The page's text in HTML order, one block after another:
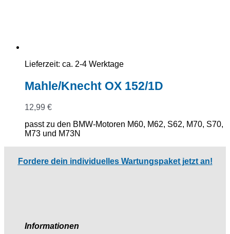
Lieferzeit: ca. 2-4 Werktage
Mahle/Knecht OX 152/1D
12,99 €
passt zu den BMW-Motoren M60, M62, S62, M70, S70,
M73 und M73N
Fordere dein individuelles Wartungspaket jetzt an!
Informationen